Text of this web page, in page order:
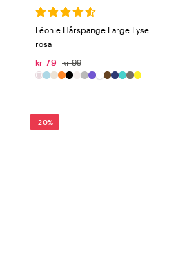
tykt hår? Da er det denne størrelsen
funksjon.
merke.
Léonie Hårspange Large Lyse
rosa
kr 79
kr 99
-20%